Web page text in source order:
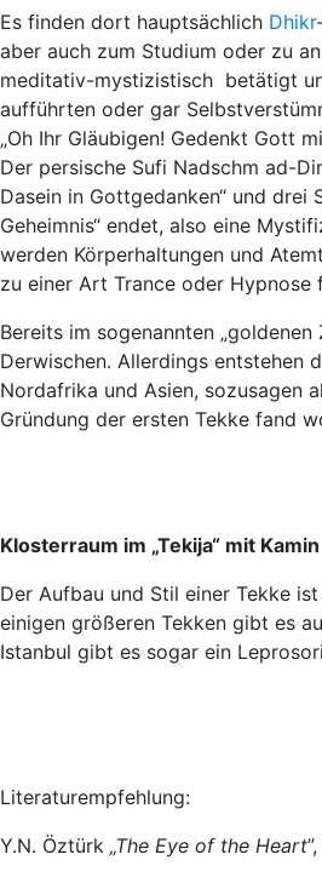
Es finden dort hauptsächlich Dhikr
aber auch zum Studium oder zu
meditativ-mystizistisch betätigt
aufführten oder gar
„Oh Ihr Gläubigen! Gedenkt Gott
Der persische Sufi Nadschm ad-
Dasein in Gottgedanken“ und drei
Geheimnis“ endet, also eine
werden Körperhaltungen und
zu einer Art Trance oder Hypnose
Bereits im sogenannten
Derwischen. Allerdings entstehen
Nordafrika und Asien, sozusagen
Gründung der ersten Tekke fand
Klosterraum im „Tekija“ mit Kamin
Der Aufbau und Stil einer Tekke
einigen größeren Tekken gibt es
Istanbul gibt es sogar ein
Literaturempfehlung:
Y.N. Öztürk „The Eye of the Heart